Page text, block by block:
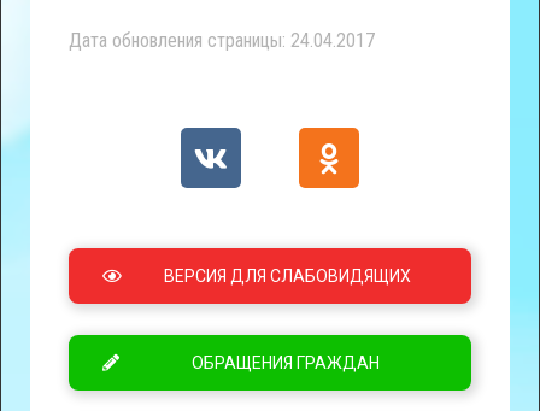
Дата обновления страницы: 24.04.2017
ВЕРСИЯ ДЛЯ СЛАБОВИДЯЩИХ
ОБРАЩЕНИЯ ГРАЖДАН